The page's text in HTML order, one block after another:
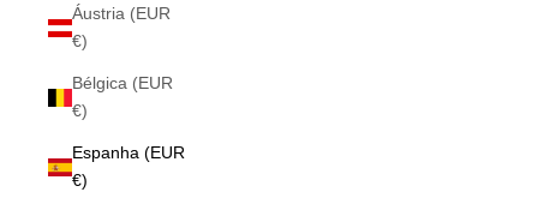
Áustria (EUR
€)
Bélgica (EUR
€)
Espanha (EUR
€)